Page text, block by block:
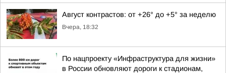
Август контрастов: от +26° до +5° за неделю
Вчера, 18:32
По нацпроекту «Инфраструктура для жизни»
в России обновляют дороги к стадионам,